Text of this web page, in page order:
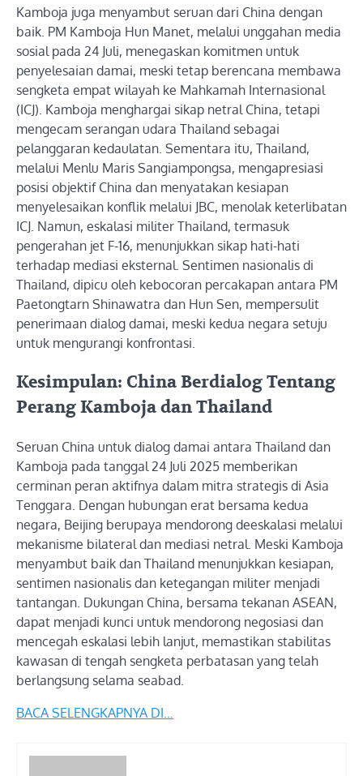
Kamboja juga menyambut seruan dari China dengan
baik. PM Kamboja Hun Manet, melalui unggahan media
sosial pada 24 Juli, menegaskan komitmen untuk
penyelesaian damai, meski tetap berencana membawa
sengketa empat wilayah ke Mahkamah Internasional
(ICJ). Kamboja menghargai sikap netral China, tetapi
mengecam serangan udara Thailand sebagai
pelanggaran kedaulatan. Sementara itu, Thailand,
melalui Menlu Maris Sangiampongsa, mengapresiasi
posisi objektif China dan menyatakan kesiapan
menyelesaikan konflik melalui JBC, menolak keterlibatan
ICJ. Namun, eskalasi militer Thailand, termasuk
pengerahan jet F-16, menunjukkan sikap hati-hati
terhadap mediasi eksternal. Sentimen nasionalis di
Thailand, dipicu oleh kebocoran percakapan antara PM
Paetongtarn Shinawatra dan Hun Sen, mempersulit
penerimaan dialog damai, meski kedua negara setuju
untuk mengurangi konfrontasi.
Kesimpulan: China Berdialog Tentang
Perang Kamboja dan Thailand
Seruan China untuk dialog damai antara Thailand dan
Kamboja pada tanggal 24 Juli 2025 memberikan
cerminan peran aktifnya dalam mitra strategis di Asia
Tenggara. Dengan hubungan erat bersama kedua
negara, Beijing berupaya mendorong deeskalasi melalui
mekanisme bilateral dan mediasi netral. Meski Kamboja
menyambut baik dan Thailand menunjukkan kesiapan,
sentimen nasionalis dan ketegangan militer menjadi
tantangan. Dukungan China, bersama tekanan ASEAN,
dapat menjadi kunci untuk mendorong negosiasi dan
mencegah eskalasi lebih lanjut, memastikan stabilitas
kawasan di tengah sengketa perbatasan yang telah
berlangsung selama seabad.
BACA SELENGKAPNYA DI…